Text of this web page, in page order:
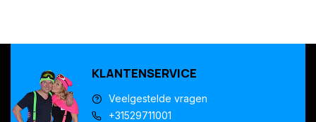
KLANTENSERVICE
Veelgestelde vragen
+31529711001